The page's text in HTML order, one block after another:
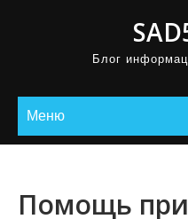
Блог
Меню
Помощь